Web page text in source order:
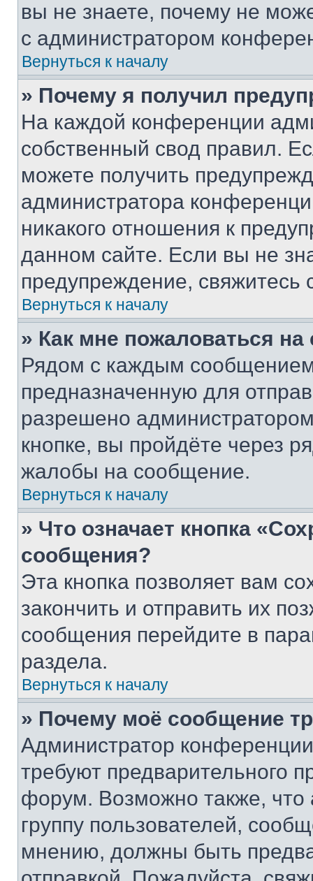
вы не знаете, почему не
с администратором
Вернуться к началу
» Почему я получил
На каждой конференции
собственный свод правил.
можете получить
администратора
никакого отношения к
данном сайте. Если вы не
предупреждение,
Вернуться к началу
» Как мне пожаловаться
Рядом с каждым сообщением
предназначенную для
разрешено
кнопке, вы пройдёте через
жалобы на сообщение.
Вернуться к началу
» Что означает кнопка
сообщения?
Эта кнопка позволяет вам
закончить и отправить их
сообщения перейдите в
раздела.
Вернуться к началу
» Почему моё сообщение
Администратор
требуют предварительного
форум. Возможно также, что
группу пользователей,
мнению, должны быть